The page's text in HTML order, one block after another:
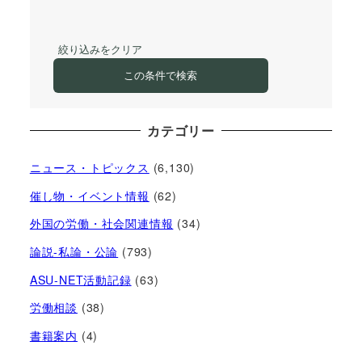
絞り込みをクリア
この条件で検索
カテゴリー
ニュース・トピックス (6,130)
催し物・イベント情報 (62)
外国の労働・社会関連情報 (34)
論説-私論・公論 (793)
ASU-NET活動記録 (63)
労働相談 (38)
書籍案内 (4)